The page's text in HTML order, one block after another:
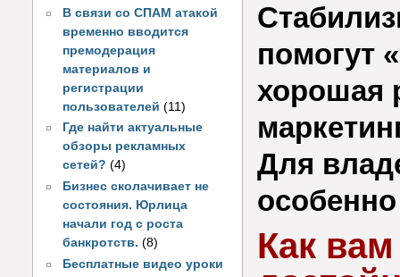
В связи со СПАМ атакой
временно вводится
премодерация
материалов и
регистрации
пользователей(11)
Где найти актуальные
обзоры рекламных
сетей? (4)
Бизнес сколачивает не
состояния. Юрлица
начали год с роста
банкротств. (8)
Бесплатные видео уроки
помогут
хорошая
Для
Как